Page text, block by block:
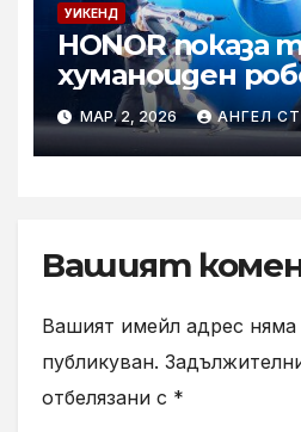
УИКЕНД
HONOR показа
хуманоиден
2026
МАР. 2, 2026 АНГЕЛ
Вашият
Вашият имейл адрес няма
публикуван.
отбелязани с *